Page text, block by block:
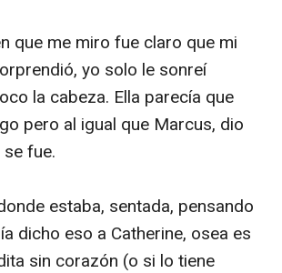
que me miro fue claro que mi
yo solo le sonreí
la cabeza. Ella parecía que
pero al igual que Marcus, dio
se fue.
estaba, sentada, pensando
dicho eso a Catherine, osea es
sin corazón (o si lo tiene